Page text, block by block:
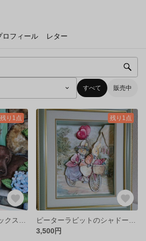
ロフィール レター
すべて 販売中
残り1点 残り1点
3,500円